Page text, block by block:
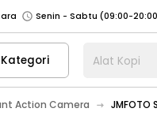
Barat
Senin - Jumat (07:00
Senin - Jumat (08:00 -
Kategori Alat Kopi
Action Camera JMFOTO